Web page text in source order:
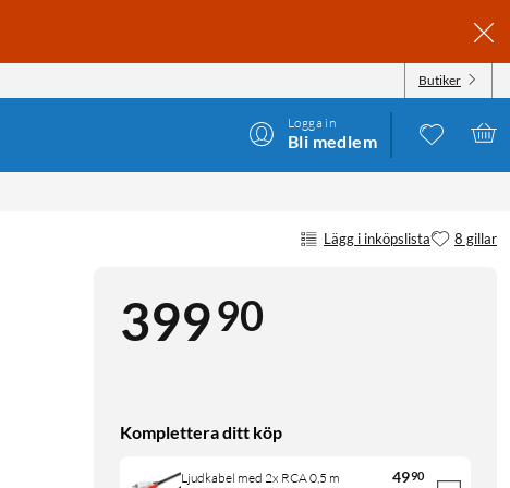
Butiker
Logga in
Bli medlem
Lägg i inköpslista 8 gillar
39990
Komplettera ditt köp
Ljudkabel med 2x RCA 0,5 m 4990